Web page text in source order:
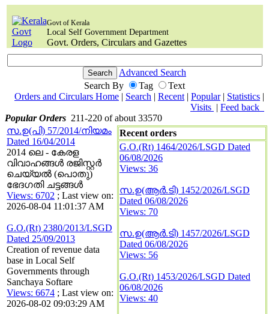
Govt of Kerala
Local Self Government Department
Govt. Orders, Circulars and Gazettes
Advanced Search
Search By
Tag
Text
Orders and Circulars Home | Search | Recent | Popular| Statistics |
Visits | Feed back
Popular Orders 211-220 of about 33570
സ.ഉ(പി) 57/2014/നിയമം
Dated 16/04/2014
2014 ലെ - കേരള
വിവാഹങ്ങള്‍ രജിസ്റ്റര്‍
ചെയ്യല്‍ (പൊതു)
ഭേദഗതി ചട്ടങ്ങള്‍
Views: 6702 ; Last view on:
2026-08-04 11:01:37 AM
G.O.(Rt) 2380/2013/LSGD
Dated 25/09/2013
Creation of revenue data
base in Local Self
Governments through
Sanchaya Softare
Views: 6674 ; Last view on:
2026-08-02 09:03:29 AM
Recent orders
G.O.(Rt) 1464/2026/LSGD Dated
06/08/2026
Views: 36
സ.ഉ(ആര്‍.ടി) 1452/2026/LSGD
Dated 06/08/2026
Views: 70
സ.ഉ(ആര്‍.ടി) 1457/2026/LSGD
Dated 06/08/2026
Views: 56
G.O.(Rt) 1453/2026/LSGD Dated
06/08/2026
Views: 40